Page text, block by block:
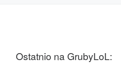
Ostatnio na GrubyLoL: